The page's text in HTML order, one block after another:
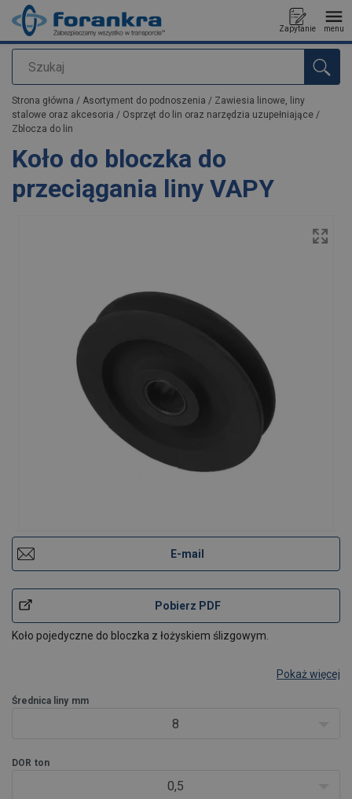
Szukaj
Zapytanie menu
Dodano do zapytania
Strona główna / Asortyment do podnoszenia / Zawiesia linowe, liny
stalowe oraz akcesoria / Osprzęt do lin oraz narzędzia uzupełniające /
Zblocza do lin
Koło do bloczka do
przeciągania liny VAPY
E-mail
Pobierz PDF
Koło pojedyczne do bloczka z łożyskiem ślizgowym.
Pokaż więcej
Średnica liny mm
8
DOR ton
0,5